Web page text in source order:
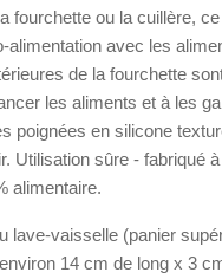
fourchette ou la cuillère,
alimentation avec les
de la fourchette
les aliments et à les
poignées en silicone
Utilisation sûre - fabriqué
alimentaire.
lave-vaisselle (panier
14 cm de long x 3